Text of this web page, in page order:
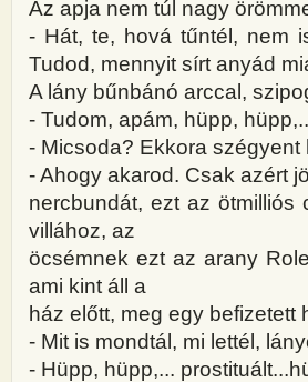
Az apja nem túl nagy
- Hát, te, hová tűntél, nem
Tudod, mennyit sírt anyád
A lány bűnbánó arccal,
- Tudom, apám, hüpp,
- Micsoda? Ekkora
- Ahogy akarod. Csak azért
nercbundát, ezt az ötmilliós
villához, az
öcsémnek ezt az arany
ami kint áll a
ház előtt, meg egy befizetett
- Mit is mondtál, mi lettél,
- Hüpp, hüpp,...